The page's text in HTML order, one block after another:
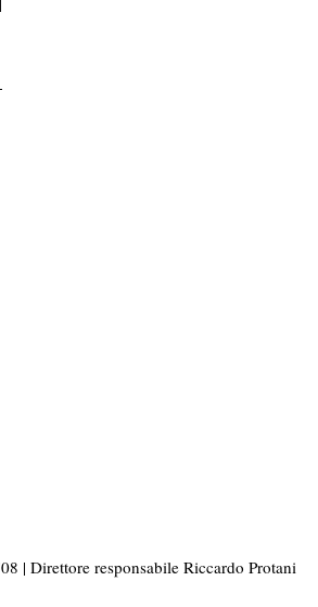
| Direttore responsabile Riccardo Protani